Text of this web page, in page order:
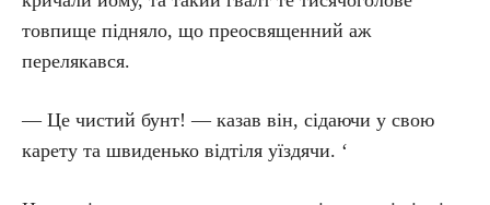
товпище підняло, що преосвященний аж
перелякався.
— Це чистий бунт! — казав він, сідаючи у свою
карету та швиденько відтіля уїздячи. ‘